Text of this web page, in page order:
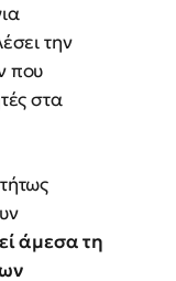
την
που
στα
άμεσα τη